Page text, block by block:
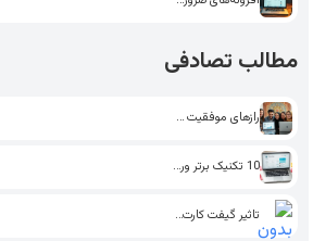
مطالب تصادفی
رازهای موفقیت در بازاریابی شبکه‌های…
10 تکنیک برتر وردپرس برای…
تاثیر گیفت کارت در بهبود…